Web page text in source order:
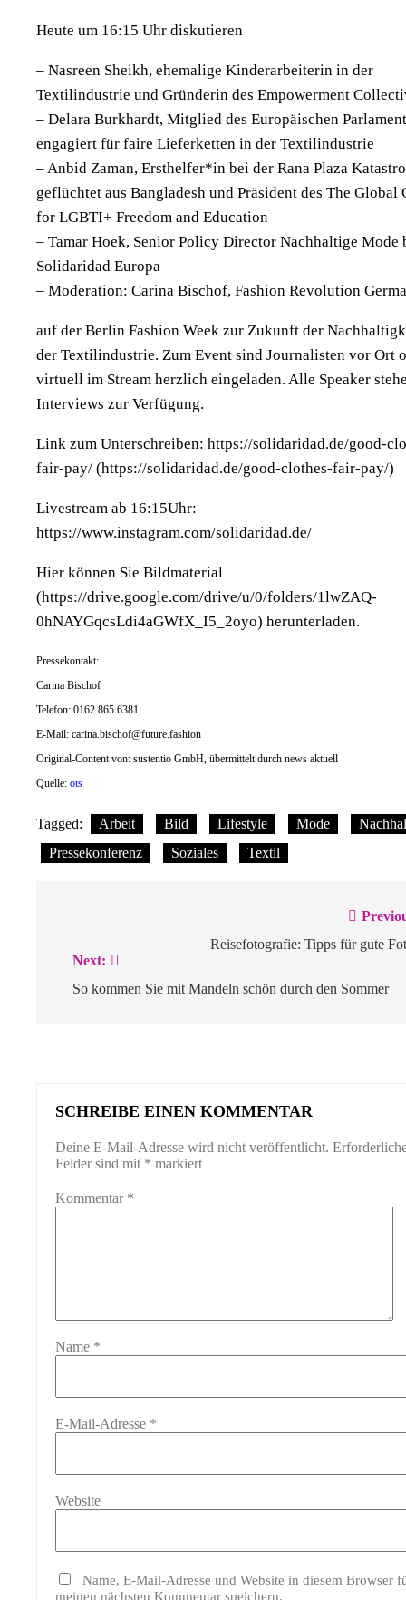
Heute um 16:15 Uhr diskutieren
– Nasreen Sheikh, ehemalige Kinderarbeiterin in der
Textilindustrie und Gründerin des Empowerment
– Delara Burkhardt, Mitglied des Europäischen
engagiert für faire Lieferketten in der Textilindustrie
– Anbid Zaman, Ersthelfer*in bei der Rana Plaza
geflüchtet aus Bangladesh und Präsident des The Global
for LGBTI+ Freedom and Education
– Tamar Hoek, Senior Policy Director Nachhaltige Mode
Solidaridad Europa
– Moderation: Carina Bischof, Fashion Revolution
auf der Berlin Fashion Week zur Zukunft der
der Textilindustrie. Zum Event sind Journalisten vor Ort
virtuell im Stream herzlich eingeladen. Alle Speaker
Interviews zur Verfügung.
Link zum Unterschreiben: https://solidaridad.de/good-
fair-pay/ (https://solidaridad.de/good-clothes-fair-pay/)
Livestream ab 16:15Uhr:
https://www.instagram.com/solidaridad.de/
Hier können Sie Bildmaterial
(https://drive.google.com/drive/u/0/folders/1lwZAQ-
0hNAYGqcsLdi4aGWfX_I5_2oyo) herunterladen.
Pressekontakt:
Carina Bischof
Telefon: 0162 865 6381
E-Mail: carina.bischof@future.fashion
Original-Content von: sustentio GmbH, übermittelt durch news aktuell
Quelle: ots
Tagged: Arbeit Bild Lifestyle Mode
Pressekonferenz
Soziales Textil
Reisefotografie: Tipps für gute
Next:
So kommen Sie mit Mandeln schön durch den Sommer
SCHREIBE EINEN KOMMENTAR
Deine E-Mail-Adresse wird nicht veröffentlicht.
Felder sind mit * markiert
Kommentar *
Name *
E-Mail-Adresse *
Website
Name, E-Mail-Adresse und Website in diesem Browser
meinen nächsten Kommentar speichern.